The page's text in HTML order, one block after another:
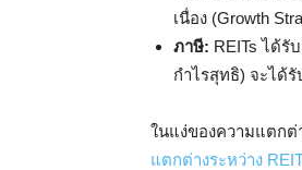
เนื่อง (Growth
ภาษี: REITs ได้รั
กำไรสุทธิ) จะได้
ในแง่ของความแตกต่
แตกต่างระหว่าง